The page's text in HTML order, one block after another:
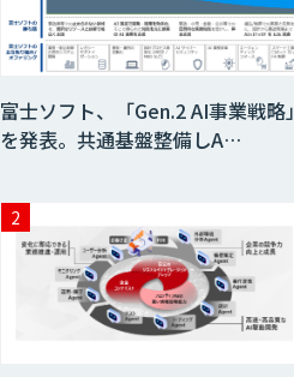
富士ソフト、「Gen.2 AI事業戦略」
を発表。共通基盤整備しA…